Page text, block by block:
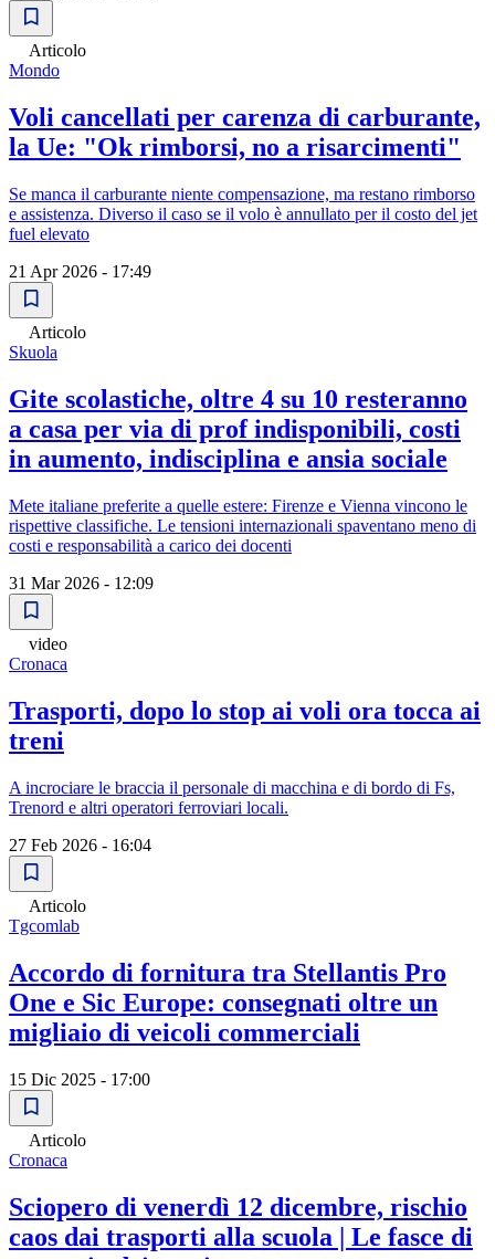
Articolo
Mondo
Voli cancellati per carenza di carburante,
la Ue: "Ok rimborsi, no a risarcimenti"
Se manca il carburante niente compensazione, ma restano rimborso
e assistenza. Diverso il caso se il volo è annullato per il costo del jet
fuel elevato
21 Apr 2026 - 17:49
Articolo
Skuola
Gite scolastiche, oltre 4 su 10 resteranno
a casa per via di prof indisponibili, costi
in aumento, indisciplina e ansia sociale
Mete italiane preferite a quelle estere: Firenze e Vienna vincono le
rispettive classifiche. Le tensioni internazionali spaventano meno di
costi e responsabilità a carico dei docenti
31 Mar 2026 - 12:09
video
Cronaca
Trasporti, dopo lo stop ai voli ora tocca ai
treni
A incrociare le braccia il personale di macchina e di bordo di Fs,
Trenord e altri operatori ferroviari locali.
27 Feb 2026 - 16:04
Articolo
Tgcomlab
Accordo di fornitura tra Stellantis Pro
One e Sic Europe: consegnati oltre un
migliaio di veicoli commerciali
15 Dic 2025 - 17:00
Articolo
Cronaca
Sciopero di venerdì 12 dicembre, rischio
caos dai trasporti alla scuola | Le fasce di